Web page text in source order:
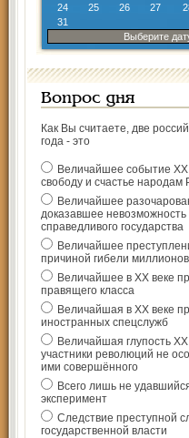
24
25 26 27
31
Выберите
Вопрос дня
Как Вы считаете, две
года - это
Величайшее событие
свободу и счастье народам
Величайшее
доказавшее невозможность
справедливого государства
Величайшее
причиной гибели
Величайшее в ХХ веке
правящего класса
Величайшая в ХХ веке
иностранных спецслужб
Величайшая глупость ХХ
участники революций не
ими совершённого
Всего лишь не
эксперимент
Следствие преступной
государственной власти